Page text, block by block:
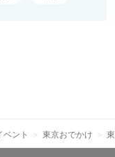
ベント 東京おでかけ